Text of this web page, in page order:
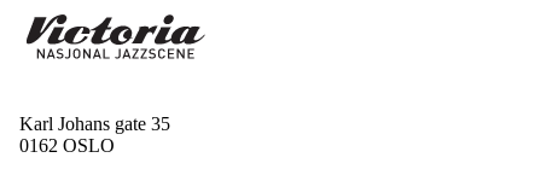
Karl Johans gate 35
0162 OSLO